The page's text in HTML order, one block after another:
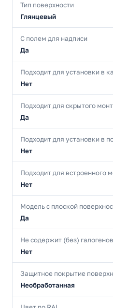
Тип поверхности
Глянцевый
С полем для надписи
Да
Подходит для установки в
Нет
Подходит для скрытого
Да
Подходит для установки в
Нет
Подходит для встроенного
Нет
Модель с плоской
Да
Не содержит (без) галогенов
Нет
Защитное покрытие
Необработанная